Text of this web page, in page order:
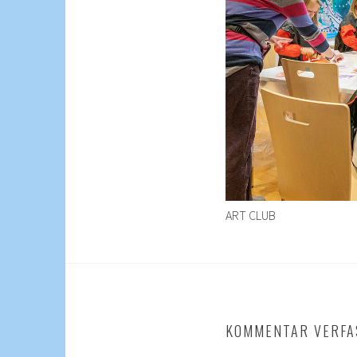
ART CLUB
KOMMENTAR